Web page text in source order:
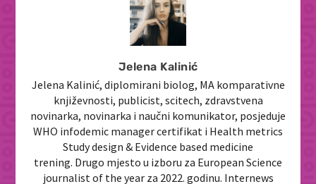
Jelena Kalinić
Jelena Kalinić, diplomirani biolog, MA komparativne
književnosti, publicist, scitech, zdravstvena
novinarka, novinarka i naučni komunikator, posjeduje
WHO infodemic manager certifikat i Health metrics
Study design & Evidence based medicine
trening. Drugo mjesto u izboru za European Science
journalist of the year za 2022. godinu. Internews